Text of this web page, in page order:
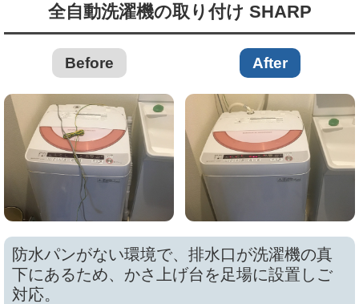
全自動洗濯機の取り付け SHARP
Before After
防水パンがない環境で、排水口が洗濯機の真
下にあるため、かさ上げ台を足場に設置しご
対応。